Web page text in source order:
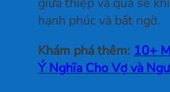
hạnh phúc và bất ngờ.
Khám phá thêm: 10+
Ý Nghĩa Cho Vợ và